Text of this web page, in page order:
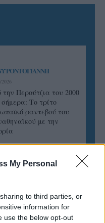
My Personal
to third parties, or
information for
use the below opt-out
ΡΟΝΤΟΓΙΑΝΝΗ
2026
την Περούτζια του 2000
Tο τρίτο
ραντεβού του
με την
ΠΑΠΑΪΩΑΝΝΟΥ
και σεβασμός
νίκες του
Θήρας